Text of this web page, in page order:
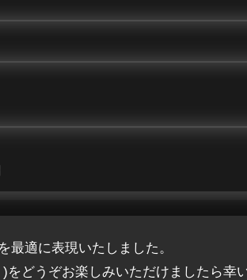
最適に表現いたしました。
どうぞお楽しみいただけましたら幸